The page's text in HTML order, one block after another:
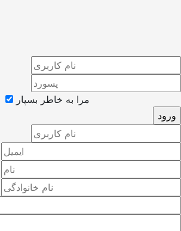
مرا به خاطر بسپار